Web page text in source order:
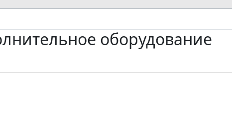
оборудование